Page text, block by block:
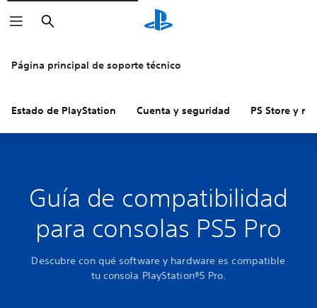
Buscar
Página principal de soporte técnico
Estado de PlayStation Cuenta y seguridad PS Store y
Guía de compatibilidad
para consolas PS5 Pro
Descubre con qué software y hardware es compatible
tu consola PlayStation®5 Pro.